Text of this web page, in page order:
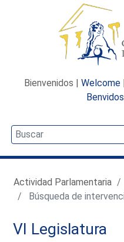
Bienvenidos | Welcome |
Benvidos
Actividad Parlamentaria
Búsqueda de
VI Legislatura